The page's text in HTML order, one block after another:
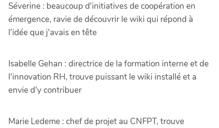
Séverine : beaucoup d'initiatives de coopération en
émergence, ravie de découvrir le wiki qui répond à
l'idée que j'avais en tête
Isabelle Gehan : directrice de la formation interne et de
l'innovation RH, trouve puissant le wiki installé et a
envie d'y contribuer
Marie Ledeme : chef de projet au CNFPT, trouve